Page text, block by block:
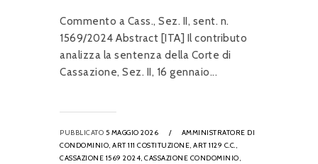
Commento a Cass., Sez. II, sent. n.
1569/2024 Abstract [ITA] Il contributo
analizza la sentenza della Corte di
Cassazione, Sez. II, 16 gennaio...
PUBBLICATO 5 MAGGIO 2026 /
AMMINISTRATORE DI
CONDOMINIO, ART 111 COSTITUZIONE, ART 1129 C.C.,
CASSAZIONE 1569 2024, CASSAZIONE CONDOMINIO,